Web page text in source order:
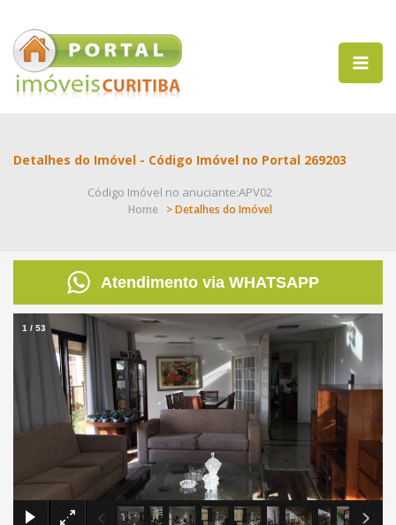
Detalhes do Imóvel - Código Imóvel no Portal 269203
Código Imóvel no anuciante:APV02
Home > Detalhes do Imóvel
Atendimento via WHATSAPP
×
1 / 53